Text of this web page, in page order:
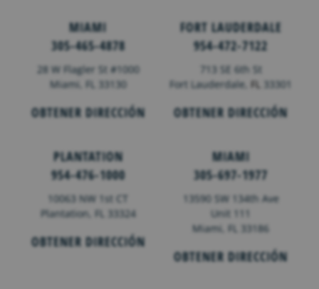
MIAMI
305-465-4878
28 W Flagler St #1000
Miami, FL 33130
OBTENER DIRECCIÓN
FORT LAUDERDALE
954-472-7122
713 SE 6th St
Fort Lauderdale,FL 33301
OBTENER DIRECCIÓN
PLANTATION
954-476-1000
10063 NW 1st CT
Plantation, FL 33324
OBTENER DIRECCIÓN
MIAMI
305-697-1977
13590 SW 134th Ave
Unit 111
Miami, FL 33186
OBTENER DIRECCIÓN